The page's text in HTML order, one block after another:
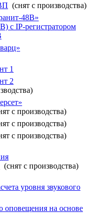
(снят с производства)
48В»
c IP-регистратором
1
2
с производства)
с производства)
с производства)
(снят с производства)
уровня звукового
оповещения на основе